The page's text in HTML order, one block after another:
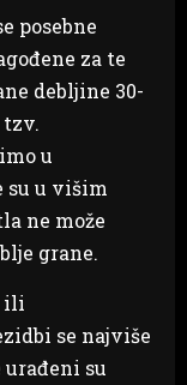
posebne
za te
debljine 30-
tzv.
u
su u višim
ne može
grane.
ili
se najviše
su